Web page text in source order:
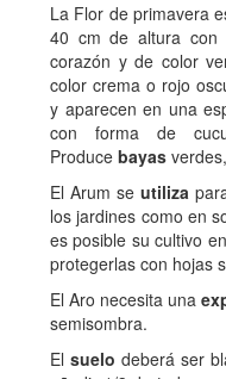
La Flor de primavera
40 cm de altura con
corazón y de color
color crema o rojo
y aparecen en una
con forma de
Produce bayas
El Arum se utiliza
los jardines como en
es posible su cultivo
protegerlas con hojas
El Aro necesita una
semisombra.
Elsuelo deberá ser